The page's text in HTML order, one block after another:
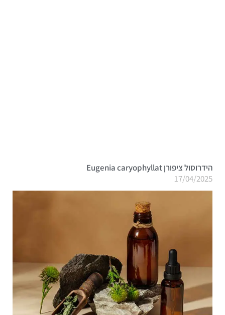
הידרוסול ציפורן Eugenia caryophyllat
17/04/2025